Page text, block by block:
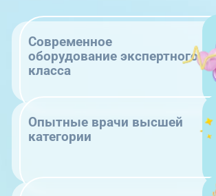
Современное
оборудование экспертного
класса
Опытные врачи высшей
категории